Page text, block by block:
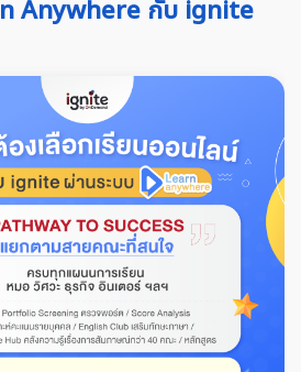
Anywhere กับ ignite